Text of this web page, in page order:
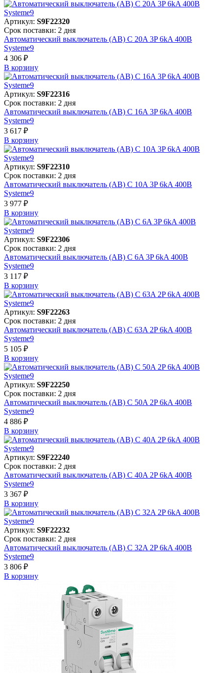
Артикул: S9F22320
Срок поставки: 2 дня
Автоматический выключатель (АВ) C 20A 3P 6kA 400В
Systeme9
4 306 ₽
В корзинy
Артикул: S9F22316
Срок поставки: 2 дня
Автоматический выключатель (АВ) C 16A 3P 6kA 400В
Systeme9
3 617 ₽
В корзинy
Артикул: S9F22310
Срок поставки: 2 дня
Автоматический выключатель (АВ) C 10A 3P 6kA 400В
Systeme9
3 977 ₽
В корзинy
Артикул: S9F22306
Срок поставки: 2 дня
Автоматический выключатель (АВ) C 6A 3P 6kA 400В
Systeme9
3 117 ₽
В корзинy
Артикул: S9F22263
Срок поставки: 2 дня
Автоматический выключатель (АВ) C 63A 2P 6kA 400В
Systeme9
5 105 ₽
В корзинy
Артикул: S9F22250
Срок поставки: 2 дня
Автоматический выключатель (АВ) C 50A 2P 6kA 400В
Systeme9
4 886 ₽
В корзинy
Артикул: S9F22240
Срок поставки: 2 дня
Автоматический выключатель (АВ) C 40A 2P 6kA 400В
Systeme9
3 367 ₽
В корзинy
Артикул: S9F22232
Срок поставки: 2 дня
Автоматический выключатель (АВ) C 32A 2P 6kA 400В
Systeme9
3 806 ₽
В корзинy